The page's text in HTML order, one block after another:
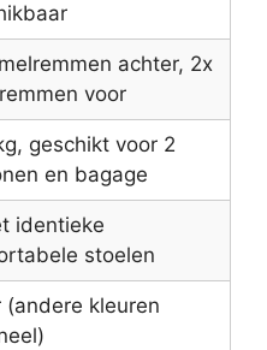
achter, 2x
voor
geschikt voor 2
en bagage
identieke
stoelen
(andere kleuren